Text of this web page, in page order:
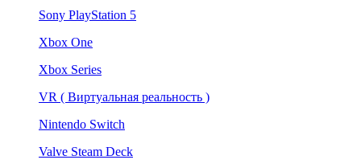
Sony PlayStation 5
Xbox One
Xbox Series
VR ( Виртуальная реальность )
Nintendo Switch
Valve Steam Deck